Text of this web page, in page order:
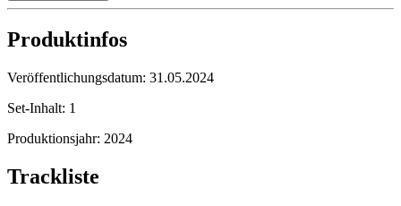
Produktinfos
Veröffentlichungsdatum: 31.05.2024
Set-Inhalt: 1
Produktionsjahr: 2024
Trackliste